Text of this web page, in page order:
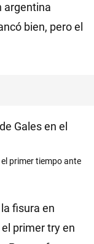
argentina
bien, pero el
primer tiempo ante
fisura en
primer try en